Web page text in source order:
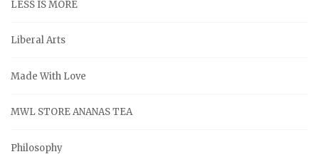
LESS IS MORE
Liberal Arts
Made With Love
MWL STORE ANANAS TEA
Philosophy